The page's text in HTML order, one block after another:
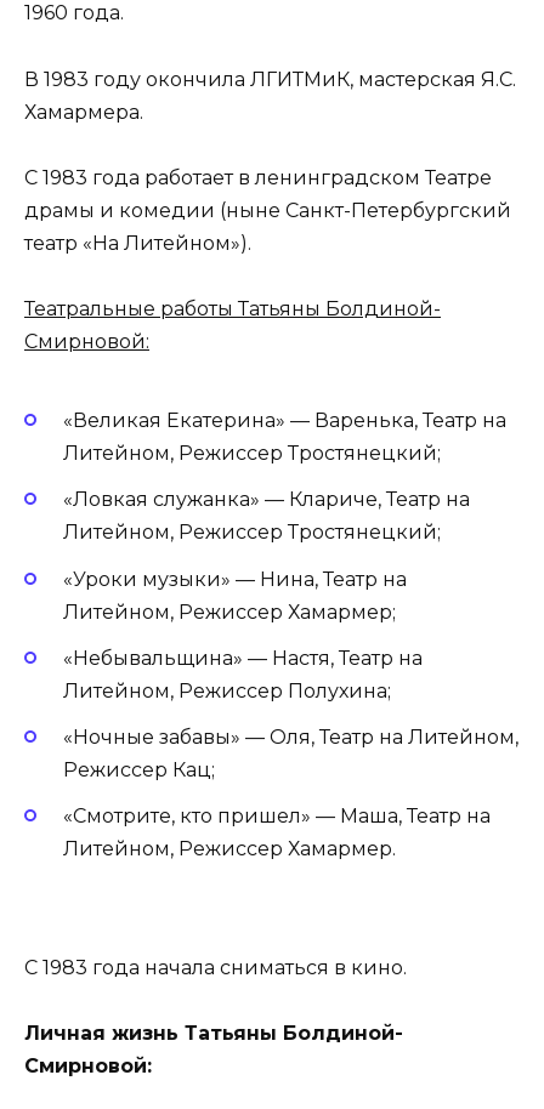
1960 года.
В 1983 году окончила ЛГИТМиК, мастерская Я.С.
Хамармера.
С 1983 года работает в ленинградском Театре
драмы и комедии (ныне Санкт-Петербургский
театр «На Литейном»).
Театральные работы Татьяны Болдиной-
Смирновой:
«Великая Екатерина» — Варенька, Театр на
Литейном, Режиссер Тростянецкий;
«Ловкая служанка» — Клариче, Театр на
Литейном, Режиссер Тростянецкий;
«Уроки музыки» — Нина, Театр на
Литейном, Режиссер Хамармер;
«Небывальщина» — Настя, Театр на
Литейном, Режиссер Полухина;
«Ночные забавы» — Оля, Театр на Литейном,
Режиссер Кац;
«Смотрите, кто пришел» — Маша, Театр на
Литейном, Режиссер Хамармер.
С 1983 года начала сниматься в кино.
Личная жизнь Татьяны Болдиной-
Смирновой: